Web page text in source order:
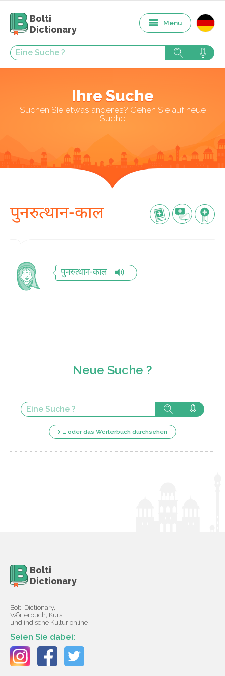
Bolti
Dictionary
Menu
Ihre Suche
Suchen Sie etwas anderes? Gehen Sie auf neue
Suche
पुनरुत्थान-काल
पुनरुत्थान-काल
Neue Suche ?
… oder das Wörterbuch durchsehen
Bolti
Dictionary
Bolti Dictionary,
Wörterbuch, Kurs
und indische Kultur online
Seien Sie dabei: